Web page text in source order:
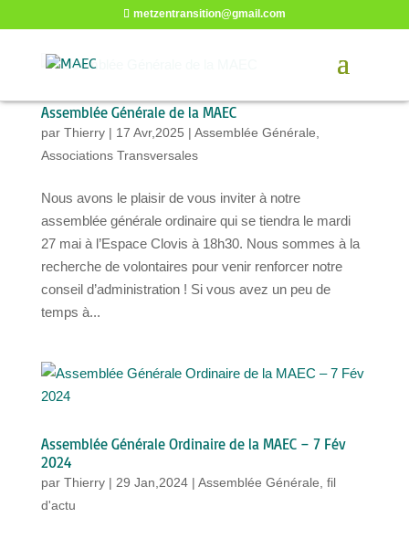
metzentransition@gmail.com
Assemblée Générale de la MAEC
par Thierry| 17 Avr,2025 | Assemblée Générale
Associations Transversales
Nous avons le plaisir de vous inviter à notre
assemblée générale ordinaire qui se tiendra le mardi
27 mai à l’Espace Clovis à 18h30. Nous sommes à la
recherche de volontaires pour venir renforcer notre
conseil d’administration ! Si vous avez un peu de
temps à...
Assemblée Générale Ordinaire de la MAEC – 7 Fév
2024
par Thierry| 29 Jan,2024| Assemblée Générale fil
d'actu